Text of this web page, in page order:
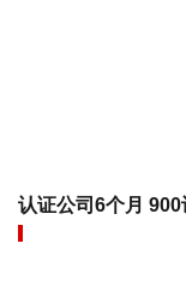
认证公司6个月